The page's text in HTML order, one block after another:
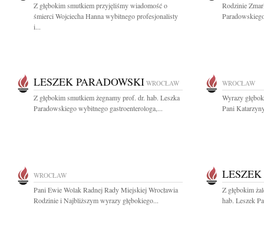
Z głębokim smutkiem przyjęliśmy wiadomość o
śmierci Wojciecha Hanna wybitnego profesjonalisty
i...
Rodzinie
LESZEK PARADOWSKI WROCŁAW
Z głębokim smutkiem żegnamy prof. dr. hab. Leszka
Paradowskiego wybitnego gastroenterologa,...
WROCŁAW
Wyrazy
Pani
WROCŁAW
Pani Ewie Wolak Radnej Rady Miejskiej Wrocławia
Rodzinie i Najbliższym wyrazy głębokiego...
Z głębokim
hab. Leszek